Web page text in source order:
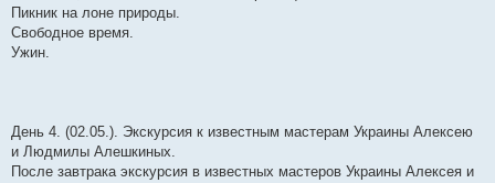
Пикник на лоне природы.
Свободное время.
Ужин.
День 4. (02.05.). Экскурсия к известным мастерам Украины Алексею
и Людмилы Алешкиных.
После завтрака экскурсия в известных мастеров Украины Алексея и